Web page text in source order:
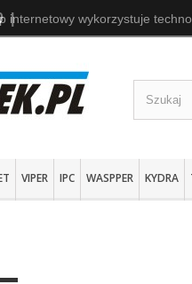
|
VIPER IPC WASPPER KYDRA
internetowy wykorzystuje